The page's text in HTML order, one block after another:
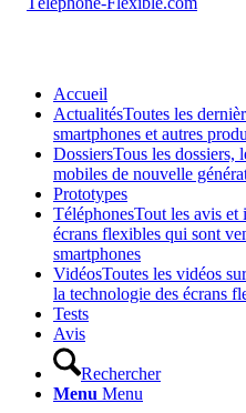
Accueil
ActualitésToutes les
smartphones et autres
DossiersTous les dossiers,
mobiles de nouvelle
Prototypes
TéléphonesTout les avis et
écrans flexibles qui sont
smartphones
VidéosToutes les vidéos
la technologie des écrans
Tests
Avis
Rechercher
Menu Menu